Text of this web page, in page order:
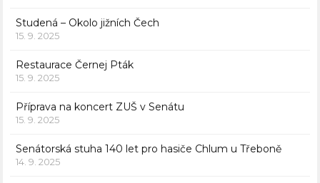
Studená – Okolo jižních Čech
15. 9. 2025
Restaurace Černej Pták
15. 9. 2025
Příprava na koncert ZUŠ v Senátu
15. 9. 2025
Senátorská stuha 140 let pro hasiče Chlum u Třeboně
14. 9. 2025